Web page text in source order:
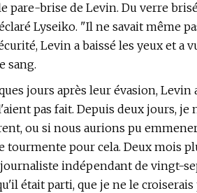
pare-brise de Levin. Du verre
Lyseiko. "Il ne savait même
Levin a baissé les yeux et a
sang.
jours après leur évasion,
pas fait. Depuis deux jours,
ou si nous aurions pu
tourmente pour cela. Deux mois
indépendant de vingt-
était parti, que je ne le